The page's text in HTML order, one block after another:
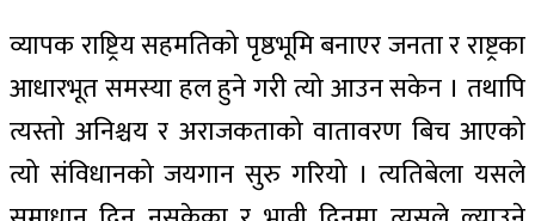
व्यापक राष्ट्रिय सहमतिको पृष्ठभूमि बनाएर जनता र राष्ट्रका
आधारभूत समस्या हल हुने गरी त्यो आउन सकेन । तथापि
त्यस्तो अनिश्चय र अराजकताको वातावरण बिच आएको
त्यो संविधानको जयगान सुरु गरियो । त्यतिबेला यसले